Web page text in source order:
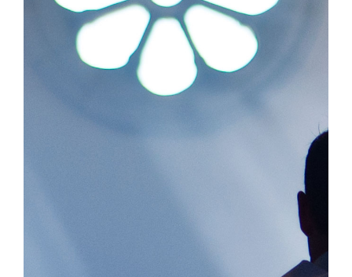
Devenir moine ou moniale
La médaille de Saint Benoît